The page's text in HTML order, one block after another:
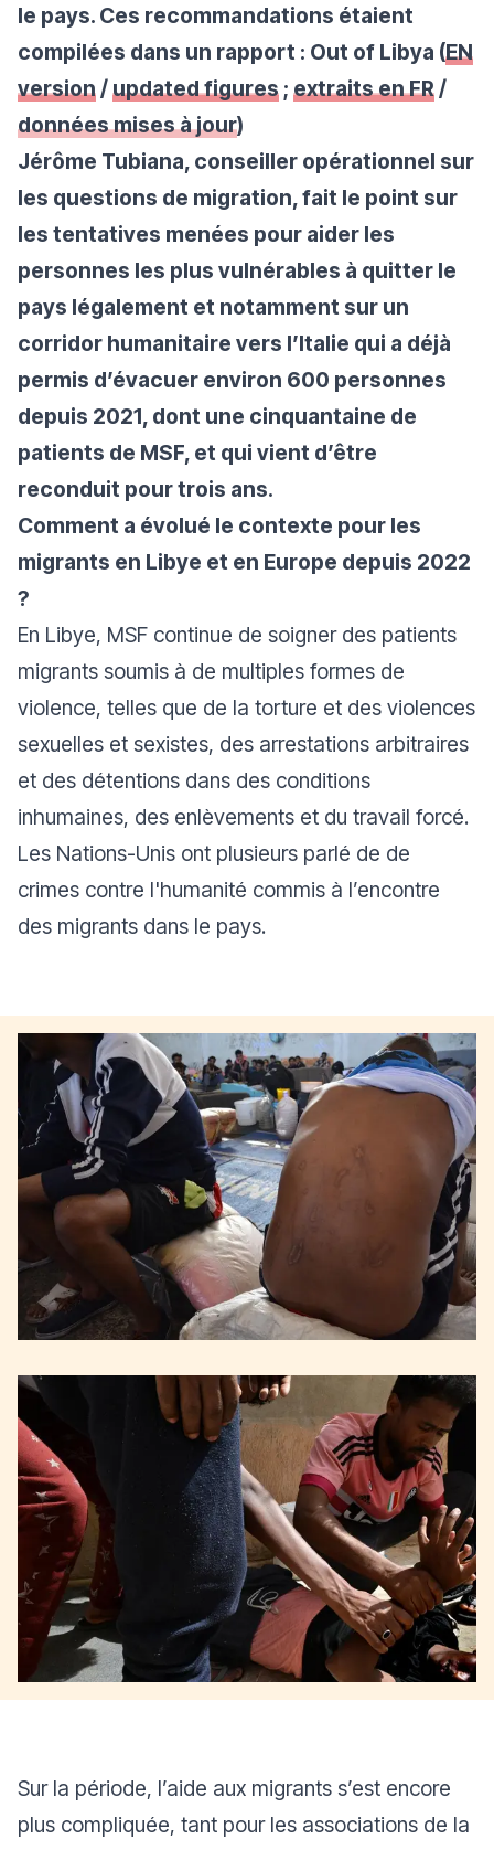
le pays. Ces recommandations étaient
compilées dans un rapport : Out of Libya (EN
version/updated figures ; extraits en FR/
données mises à jour)
Jérôme Tubiana, conseiller opérationnel sur
les questions de migration, fait le point sur
les tentatives menées pour aider les
personnes les plus vulnérables à quitter le
pays légalement et notamment sur un
corridor humanitaire vers l’Italie qui a déjà
permis d’évacuer environ 600 personnes
depuis 2021, dont une cinquantaine de
patients de MSF, et qui vient d’être
reconduit pour trois ans.
Comment a évolué le contexte pour les
migrants en Libye et en Europe depuis 2022
?
En Libye, MSF continue de soigner des patients
migrants soumis à de multiples formes de
violence, telles que de la torture et des violences
sexuelles et sexistes, des arrestations arbitraires
et des détentions dans des conditions
inhumaines, des enlèvements et du travail forcé.
Les Nations-Unis ont plusieurs parlé de de
crimes contre l'humanité commis à l’encontre
des migrants dans le pays.
Sur la période, l’aide aux migrants s’est encore
plus compliquée, tant pour les associations de la